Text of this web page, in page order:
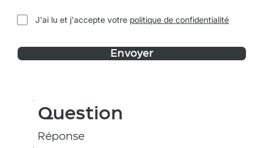
J'ai lu et j'accepte votre politique de confidentialité
Envoyer
Question
Réponse